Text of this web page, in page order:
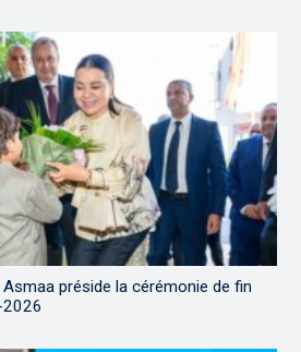
préside la cérémonie de fin
2026